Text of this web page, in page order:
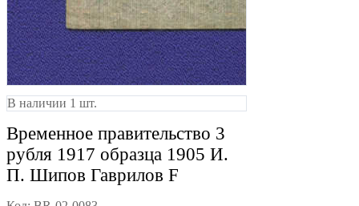
В наличии 1 шт.
Временное правительство 3
рубля 1917 образца 1905 И.
П. Шипов Гаврилов F